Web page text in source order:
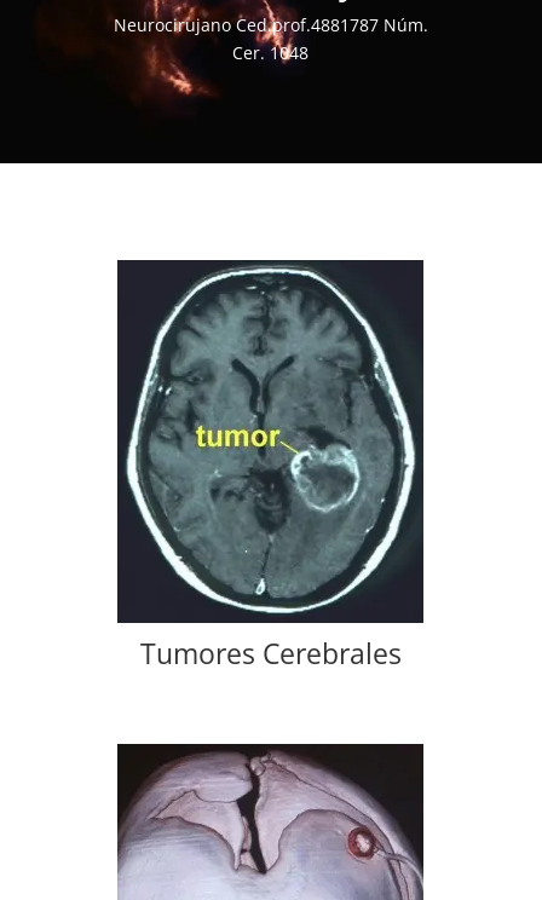
Neurocirujano Ced.prof.4881787 Núm.
Cer. 1048
Tumores Cerebrales